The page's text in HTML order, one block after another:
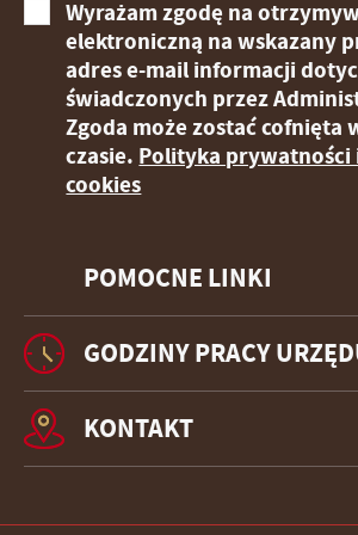
POMOCNE LINKI
Wyrażam zgodę na
elektroniczną na wskazany
adres e-mail informacji
świadczonych przez
Zgoda może zostać cofnięta
czasie. Polityka prywatności
cookies
GODZINY PRACY
KONTAKT
stronach podmiotów trzecich lub firm
partnerami oraz innych dostawców
w charakterze pośredników
postaci wiadomości, ofert, komunikatów
społecznościowych.